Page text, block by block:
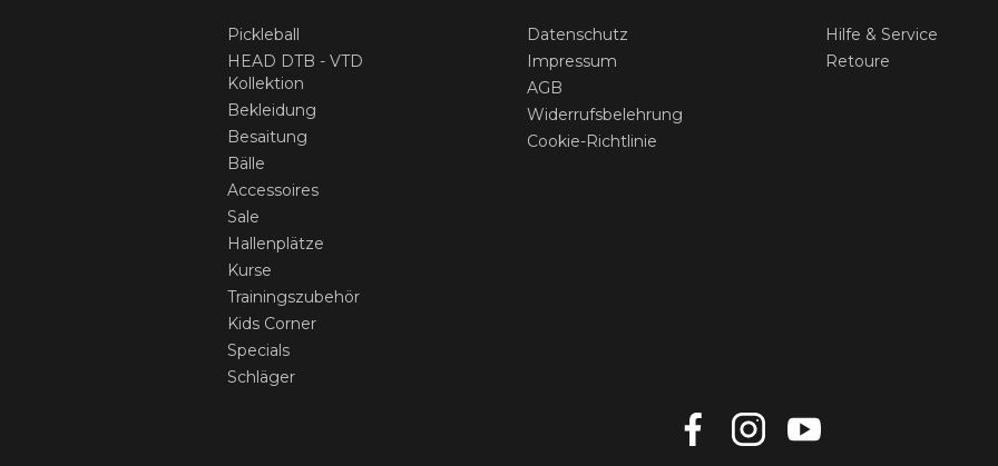
Pickleball
HEAD DTB - VTD
Kollektion
Bekleidung
Besaitung
Bälle
Accessoires
Sale
Hallenplätze
Kurse
Trainingszubehör
Kids Corner
Specials
Schläger
Datenschutz
Impressum
AGB
Widerrufsbelehrung
Cookie-Richtlinie
Hilfe & Service
Retoure